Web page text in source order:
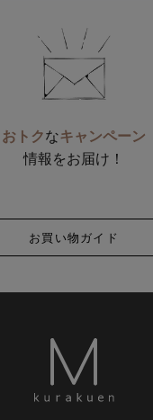
おトクなキャンペーン
情報をお届け！
お買い物ガイド